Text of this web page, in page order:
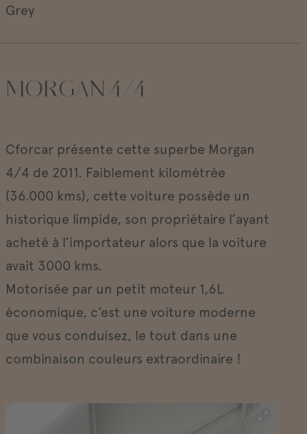
Grey
MORGAN 4/4
Cforcar présente cette superbe Morgan
4/4 de 2011. Faiblement kilométrée
(36.000 kms), cette voiture possède un
historique limpide, son propriétaire l’ayant
acheté à l’importateur alors que la voiture
avait 3000 kms.
Motorisée par un petit moteur 1,6L
économique, c’est une voiture moderne
que vous conduisez, le tout dans une
combinaison couleurs extraordinaire !